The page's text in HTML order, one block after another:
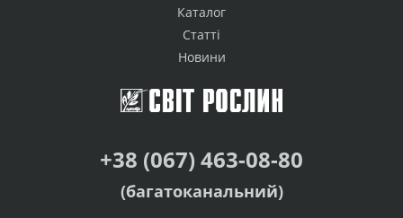
Каталог
Статті
Новини
+38 (067) 463-08-80
(багатоканальний)